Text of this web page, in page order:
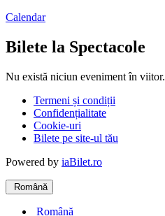
Calendar
Bilete la Spectacole
Nu există niciun eveniment în viitor.
Termeni și condiții
Confidențialitate
Cookie-uri
Bilete pe site-ul tău
Powered by iaBilet.ro
Română
Română